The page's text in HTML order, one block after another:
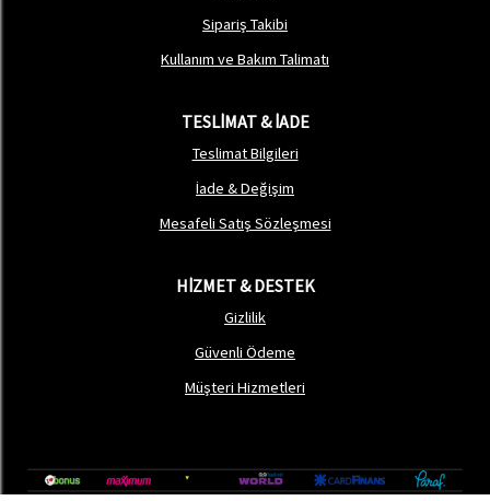
Sipariş Takibi
Kullanım ve Bakım Talimatı
TESLİMAT & İADE
Teslimat Bilgileri
İade & Değişim
Mesafeli Satış Sözleşmesi
HİZMET & DESTEK
Gizlilik
Güvenli Ödeme
Müşteri Hizmetleri